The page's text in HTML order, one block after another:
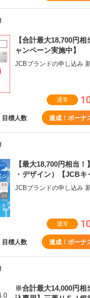
【合計最大18,700円
ャンペーン実施中】
通常
目標人数 達成！ボーナ
【最大18,700円相当
・デザイン）【JCBキ
通常
目標人数 達成！ボーナ
※合計最大14,000円相